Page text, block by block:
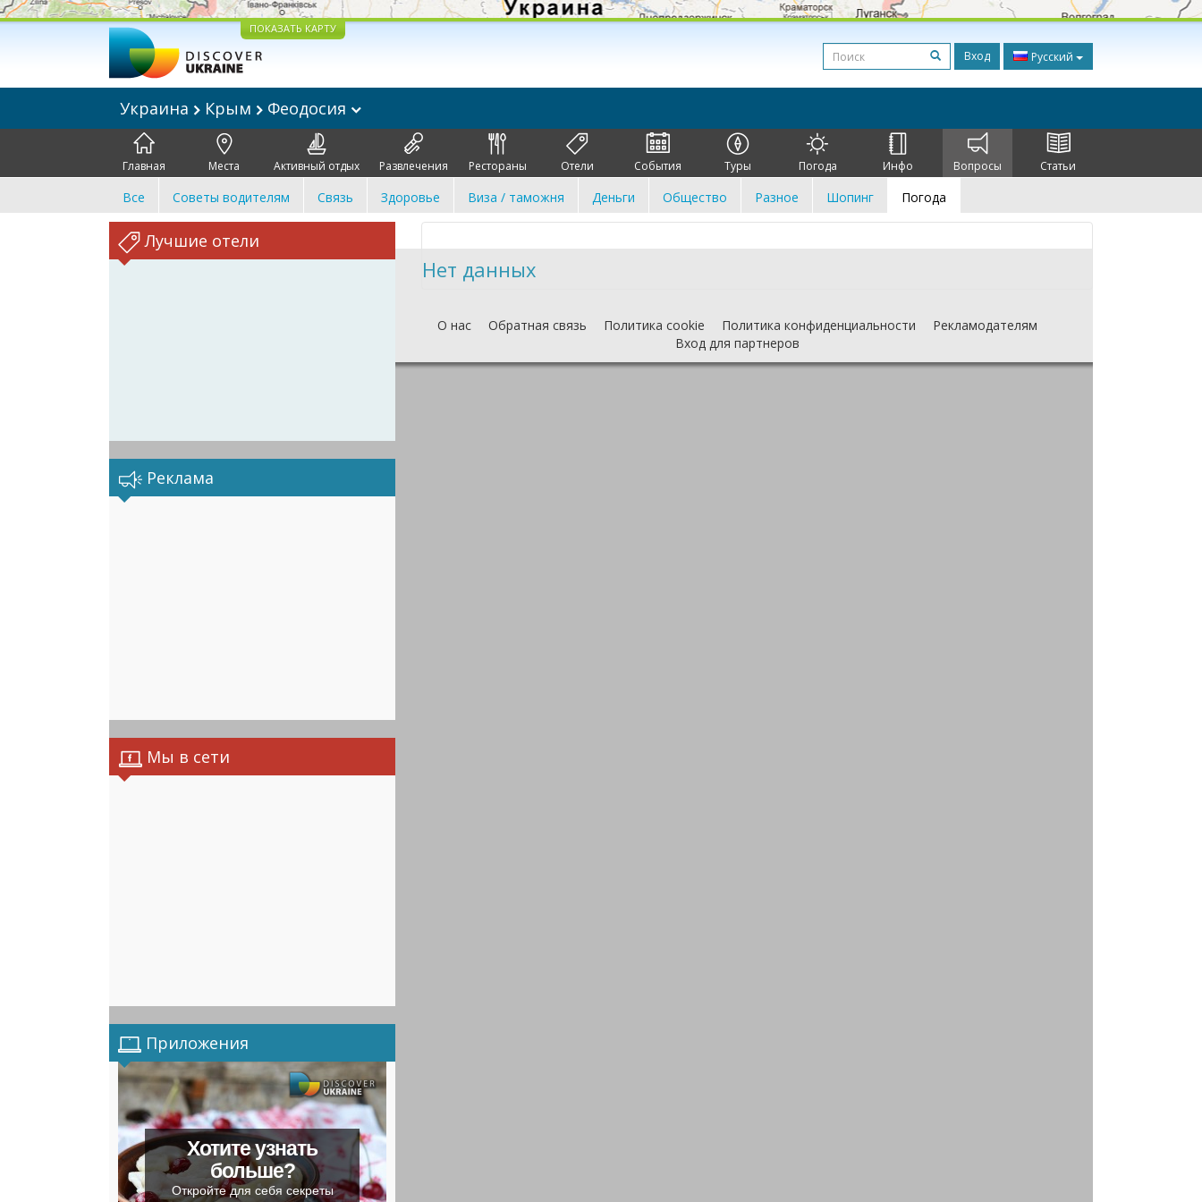
ПОКАЗАТЬ КАРТУ
Вход Русский
Украина Крым Феодосия
Главная Места Активный отдых Развлечения Рестораны Отели События Туры Погода Инфо Вопросы Статьи
Все Советы водителям Связь Здоровье Виза / таможня Деньги Общество Разное Шопинг Погода
Лучшие отели
Реклама
Мы в сети
Приложения
Хотите узнать
больше?
Откройте для себя секреты
Нет данных
О нас Обратная связь Политика cookie Политика конфиденциальности
Рекламодателям
Вход для партнеров